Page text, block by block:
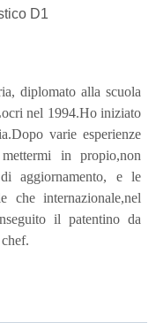
D1
diplomato alla scuola
nel 1994.Ho iniziato
varie esperienze
in propio,non
aggiornamento, e le
che internazionale,nel
il patentino da